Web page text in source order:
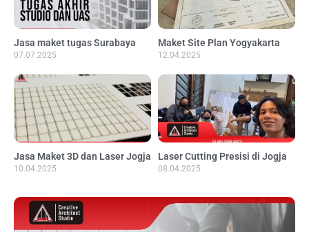
Jasa maket tugas Surabaya
07.07.2025
Maket Site Plan Yogyakarta
12.04.2025
Jasa Maket 3D dan Laser Jogja
10.04.2025
Laser Cutting Presisi di Jogja
08.04.2025